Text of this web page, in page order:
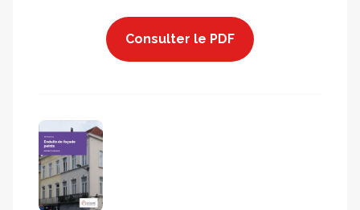
Consulter le PDF